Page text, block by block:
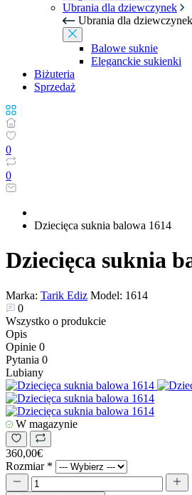
Ubrania dla dziewczynek
Ubrania dla dziewczynek
Balowe suknie
Eleganckie sukienki
Biżuteria
Sprzedaż
0
0
Dziecięca suknia balowa 1614
Dziecięca suknia
Marka: Tarik Ediz Model: 1614
0
Wszystko o produkcie
Opis
Opinie 0
Pytania 0
Lubiany
W magazynie
360,00€
Rozmiar *